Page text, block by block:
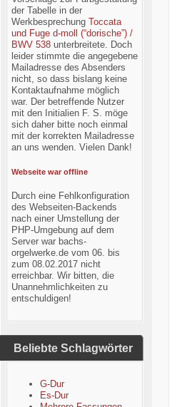
der Tabelle in der
Werkbesprechung Toccata
und Fuge d-moll (“dorische”) /
BWV 538unterbreitete. Doch
leider stimmte die angegebene
Mailadresse des Absenders
nicht, so dass bislang keine
Kontaktaufnahme möglich
war. Der betreffende Nutzer
mit den Initialien F. S. möge
sich daher bitte noch einmal
mit der korrekten Mailadresse
an uns wenden. Vielen Dank!
Webseite war offline
Durch eine Fehlkonfiguration
des Webseiten-Backends
nach einer Umstellung der
PHP-Umgebung auf dem
Server war bachs-
orgelwerke.de vom 06. bis
zum 08.02.2017 nicht
erreichbar. Wir bitten, die
Unannehmlichkeiten zu
entschuldigen!
Beliebte Schlagwörter
G-Dur
Es-Dur